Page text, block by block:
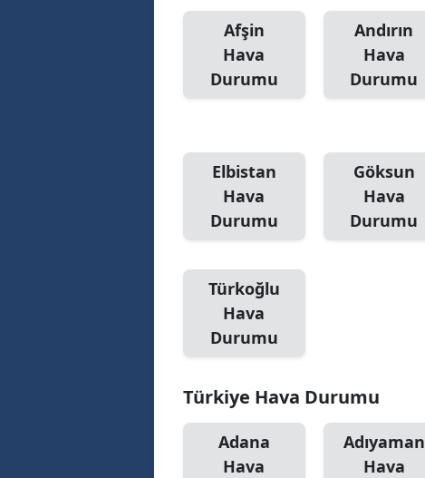
Afşin
Hava
Durumu
Andırın
Hava
Durumu
Elbistan
Hava
Durumu
Göksun
Hava
Durumu
Türkoğlu
Hava
Durumu
Türkiye Hava Durumu
Adana
Hava
Adıyaman
Hava